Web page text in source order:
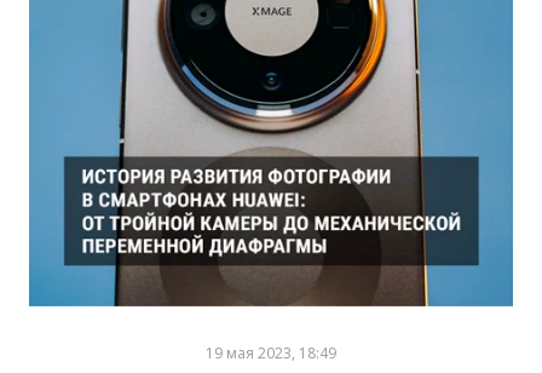
19 мая 2023, 18:49